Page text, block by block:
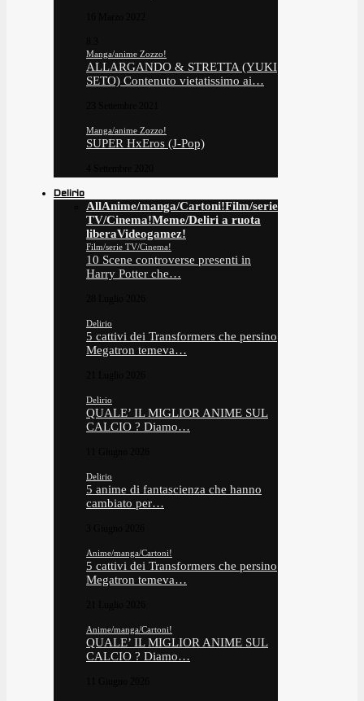
Manga/anime Zozzo!
ALLARGANDO & STRETTA (YUKI
SETO) Contenuto vietatissimo ai…
Manga/anime Zozzo!
SUPER HxEros (J-Pop)
Delirio
AllAnime/manga/Cartoni!Film/serie
TV/Cinema!Meme/Deliri a ruota
liberaVideogamez!
Film/serie TV/Cinema!
10 Scene controverse presenti in
Harry Potter che…
Delirio
5 cattivi dei Transformers che persino
Megatron temeva…
Delirio
QUALE’ IL MIGLIOR ANIME SUL
CALCIO ? Diamo…
Delirio
5 anime di fantascienza che hanno
cambiato per…
Anime/manga/Cartoni!
5 cattivi dei Transformers che persino
Megatron temeva…
Anime/manga/Cartoni!
QUALE’ IL MIGLIOR ANIME SUL
CALCIO ? Diamo…